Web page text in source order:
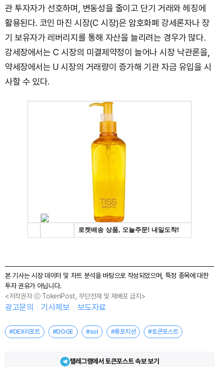
관 투자자가 선호하며, 변동성을 줄이고 단기 거래와 헤징에
활용된다. 코인 마진 시장(C 시장)은 암호화폐 강세론자나 장
기 보유자가 레버리지를 통해 자산을 늘리려는 경우가 많다.
강세장에서는 C 시장의 미결제약정이 늘어나 시장 낙관론을,
약세장에서는 U 시장의 거래량이 증가해 기관 자금 유입을 시
사할 수 있다.
본 기사는 시장 데이터 및 차트 분석을 바탕으로 작성되었으며, 특정 종목에 대한
투자 권유가 아닙니다.
<저작권자 ⓒ TokenPost, 무단전재 및 재배포 금지>
광고문의 기사제보 보도자료
#DEX리포트 #DOGE #sol #롱포지션 #토큰포스트
텔레그램에서 토큰포스트 속보 보기